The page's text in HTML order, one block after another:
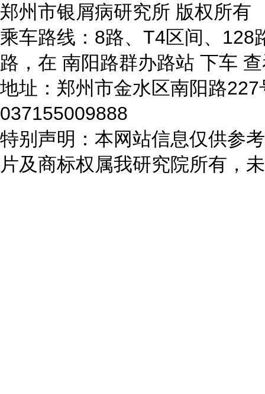
郑州市银屑病研究所 版权所有
乘车路线：8路、T4区间、128
路，在 南阳路群办路站 下车
地址：郑州市金水区南阳路
037155009888
特别声明：本网站信息仅供参
片及商标权属我研究院所有，